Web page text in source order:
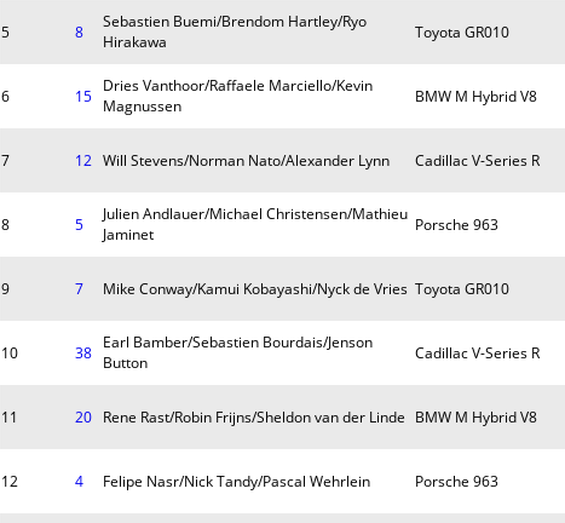
5 8
Sebastien Buemi/Brendom Hartley/Ryo
Hirakawa
Toyota GR010
6 15
Dries Vanthoor/Raffaele Marciello/Kevin
Magnussen
BMW M Hybrid V8
7 12 Will Stevens/Norman Nato/Alexander Lynn Cadillac V-Series R
8 5
Julien Andlauer/Michael Christensen/Mathieu
Jaminet
Porsche 963
9 7 Mike Conway/Kamui Kobayashi/Nyck de Vries Toyota GR010
10 38
Earl Bamber/Sebastien Bourdais/Jenson
Button
Cadillac V-Series R
11 20 Rene Rast/Robin Frijns/Sheldon van der Linde BMW M Hybrid V8
12 4 Felipe Nasr/Nick Tandy/Pascal Wehrlein Porsche 963